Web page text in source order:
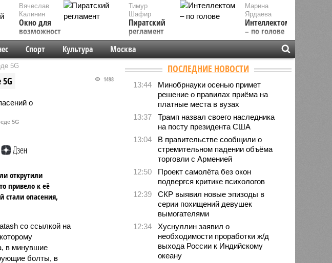
Вячеслав
Калинин
Окно для
возможностей
Марина
Ярдаева
Интеллектом
– по голове
Тимур
Шафир
Пиратский
регламент
Спорт Культура Москва
5G
1498
5G
открутили
привело к её
стали опасения,
со ссылкой на
в минувшие
болты, в
ПОСЛЕДНИЕ НОВОСТИ
13:44
Минобрнауки осенью примет
решение о правилах приёма на
платные места в вузах
13:37
Трамп назвал своего наследника
на посту президента США
13:04
В правительстве сообщили о
стремительном падении объёма
торговли с Арменией
12:50
Проект самолёта без окон
подвергся критике психологов
12:39
СКР выявил новые эпизоды в
серии похищений девушек
вымогателями
12:34
Хуснуллин заявил о
необходимости проработки ж/д
выхода России к Индийскому
океану